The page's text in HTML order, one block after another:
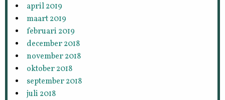
april 2019
maart 2019
februari 2019
december 2018
november 2018
oktober 2018
september 2018
juli 2018